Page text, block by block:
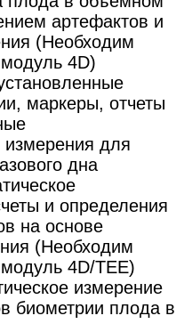
артефактов и
(Необходим
4D)
маркеры, отчеты
измерения для
дна
и определения
на основе
(Необходим
4D/TEE)
измерение
биометрии плода в